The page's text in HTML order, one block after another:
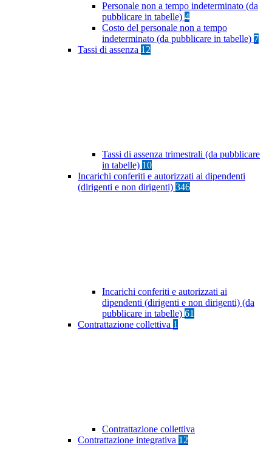
Personale non a tempo indeterminato (da
pubblicare in tabelle) 4
Costo del personale non a tempo
indeterminato (da pubblicare in tabelle) 7
Tassi di assenza 12
Tassi di assenza trimestrali (da pubblicare
in tabelle) 10
Incarichi conferiti e autorizzati ai dipendenti
(dirigenti e non dirigenti) 346
Incarichi conferiti e autorizzati ai
dipendenti (dirigenti e non dirigenti) (da
pubblicare in tabelle) 61
Contrattazione collettiva 1
Contrattazione collettiva
Contrattazione integrativa 12